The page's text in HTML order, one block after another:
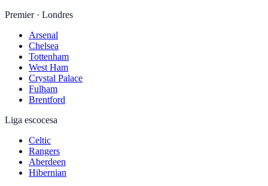
Premier · Londres
Arsenal
Chelsea
Tottenham
West Ham
Crystal Palace
Fulham
Brentford
Liga escocesa
Celtic
Rangers
Aberdeen
Hibernian